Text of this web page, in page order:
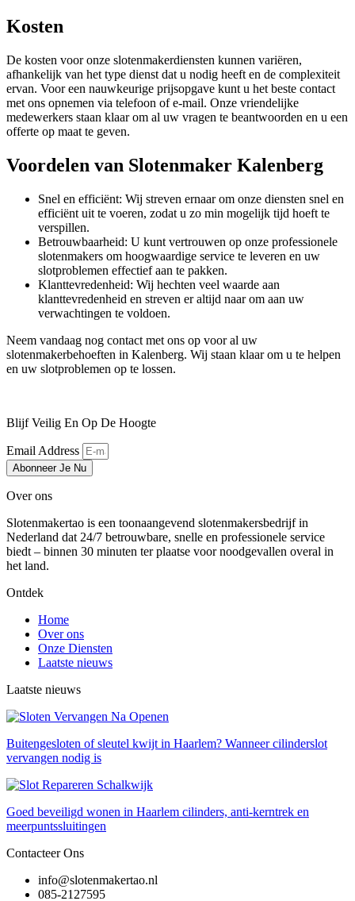
Kosten
De kosten voor onze slotenmakerdiensten kunnen variëren,
afhankelijk van het type dienst dat u nodig heeft en de complexiteit
ervan. Voor een nauwkeurige prijsopgave kunt u het beste contact
met ons opnemen via telefoon of e-mail. Onze vriendelijke
medewerkers staan klaar om al uw vragen te beantwoorden en u een
offerte op maat te geven.
Voordelen van Slotenmaker Kalenberg
Snel en efficiënt: Wij streven ernaar om onze diensten snel en
efficiënt uit te voeren, zodat u zo min mogelijk tijd hoeft te
verspillen.
Betrouwbaarheid: U kunt vertrouwen op onze professionele
slotenmakers om hoogwaardige service te leveren en uw
slotproblemen effectief aan te pakken.
Klanttevredenheid: Wij hechten veel waarde aan
klanttevredenheid en streven er altijd naar om aan uw
verwachtingen te voldoen.
Neem vandaag nog contact met ons op voor al uw
slotenmakerbehoeften in Kalenberg. Wij staan klaar om u te helpen
en uw slotproblemen op te lossen.
Blijf Veilig En Op De Hoogte
Email Address
Abonneer Je Nu
Over ons
Slotenmakertao is een toonaangevend slotenmakersbedrijf in
Nederland dat 24/7 betrouwbare, snelle en professionele service
biedt – binnen 30 minuten ter plaatse voor noodgevallen overal in
het land.
Ontdek
Home
Over ons
Onze Diensten
Laatste nieuws
Laatste nieuws
Buitengesloten of sleutel kwijt in Haarlem? Wanneer cilinderslot
vervangen nodig is
Goed beveiligd wonen in Haarlem cilinders, anti-kerntrek en
meerpuntssluitingen
Contacteer Ons
info@slotenmakertao.nl
085-2127595